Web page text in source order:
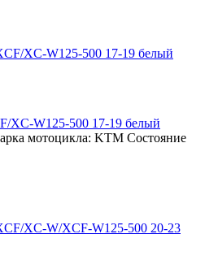
XC-W125-500 17-19 белый
мотоцикла: KTM Состояние